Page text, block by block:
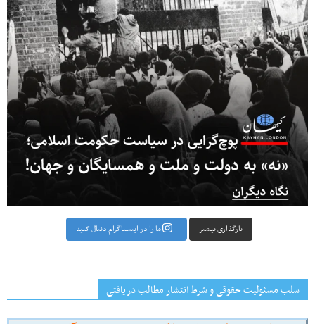
بارگذاری بیشتر ما را در اینستاگرام دنبال کنید
سلب مسئولیت حقوقی و شرط انتشار مطالب دریافتی